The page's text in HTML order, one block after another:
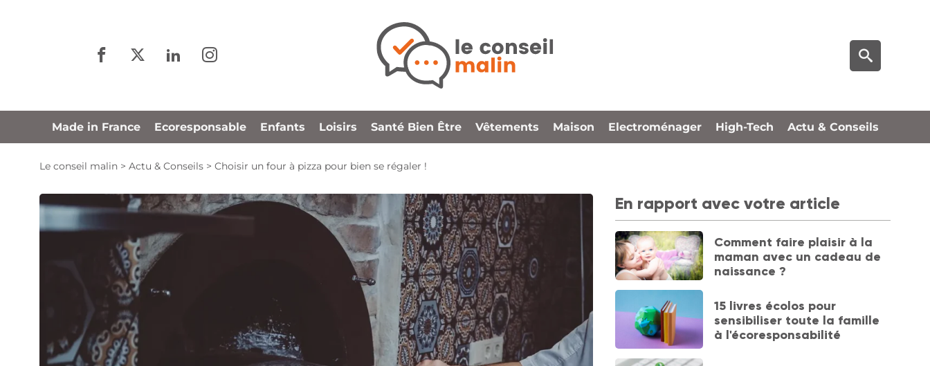
Made in France Ecoresponsable Enfants Loisirs Santé Bien Être Vêtements Maison Electroménager High-Tech Actu & Conseils
Le conseil malin > Actu & Conseils > Choisir un four à pizza pour bien se régaler !
En rapport avec votre article
Comment faire plaisir à la
maman avec un cadeau de
naissance ?
15 livres écolos pour
sensibiliser toute la famille
à l'écoresponsabilité